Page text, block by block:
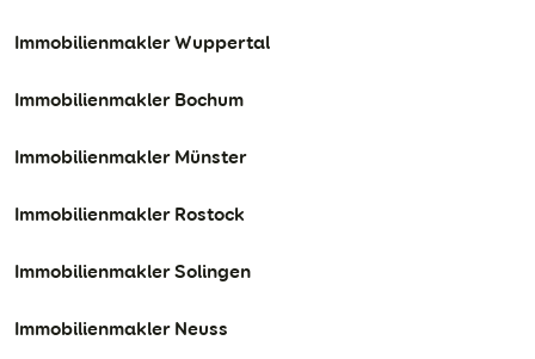
Immobilienmakler Wuppertal
Immobilienmakler Bochum
Immobilienmakler Münster
Immobilienmakler Rostock
Immobilienmakler Solingen
Immobilienmakler Neuss